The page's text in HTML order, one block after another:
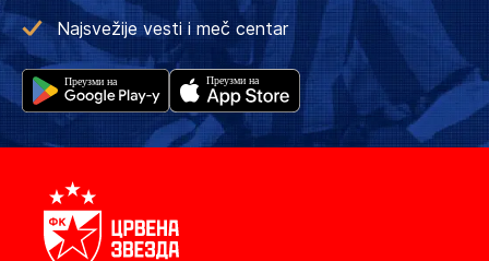
Najsvežije vesti i meč centar